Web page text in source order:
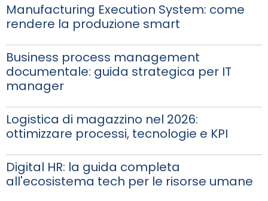
Manufacturing Execution System: come
rendere la produzione smart
Business process management
documentale: guida strategica per IT
manager
Logistica di magazzino nel 2026:
ottimizzare processi, tecnologie e KPI
Digital HR: la guida completa
all'ecosistema tech per le risorse umane